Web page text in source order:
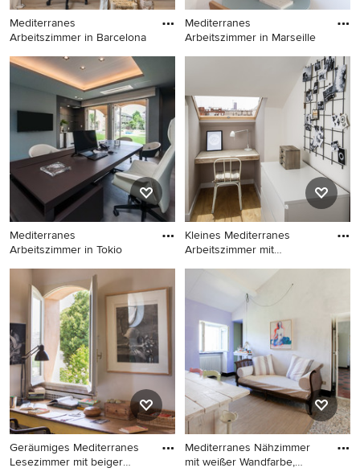
Mediterranes
Arbeitszimmer in Barcelona
Mediterranes Arbeitszimmer
in Barcelona
Mediterranes
Arbeitszimmer in Marseille
Mediterranes Arbeitszimmer
Mediterranes
Arbeitszimmer in Tokio
Mediterranes Arbeitszimmer
in Tokio
Kleines Mediterranes
Arbeitszimmer mit
Kleines Mediterranes
Arbeitszimmer mit
Arbeitsplatz, weißer
Wandfarbe, braunem
Holzboden und Einbau-
Schreibtisch in Barcelona
Geräumiges Mediterranes
Lesezimmer mit beiger
Mediterranes Nähzimmer
mit weißer Wandfarbe,